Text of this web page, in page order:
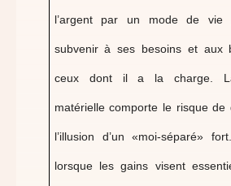
l’argent par un mode de vie
subvenir à ses besoins et aux
ceux dont il a la charge.
matérielle comporte le risque de
l’illusion d’un «moi-séparé»
lorsque les gains visent